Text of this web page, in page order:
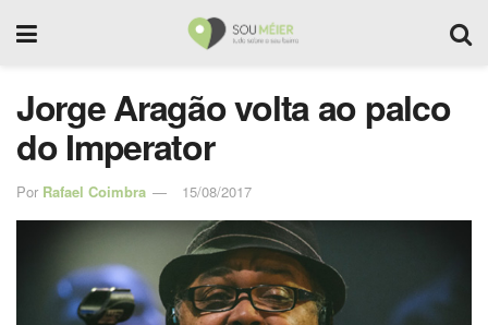
Jorge Aragão volta ao palco
do Imperator
Por Rafael Coimbra 15/08/2017